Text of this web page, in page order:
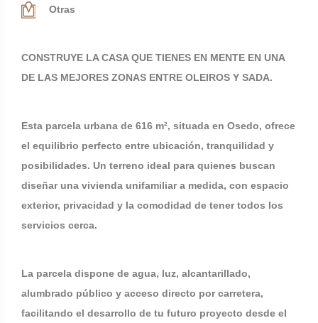
Otras
CONSTRUYE LA CASA QUE TIENES EN MENTE EN UNA
DE LAS MEJORES ZONAS ENTRE OLEIROS Y SADA.
Esta parcela urbana de 616 m², situada en Osedo, ofrece
el equilibrio perfecto entre ubicación, tranquilidad y
posibilidades. Un terreno ideal para quienes buscan
diseñar una vivienda unifamiliar a medida, con espacio
exterior, privacidad y la comodidad de tener todos los
servicios cerca.
La parcela dispone de agua, luz, alcantarillado,
alumbrado público y acceso directo por carretera,
facilitando el desarrollo de tu futuro proyecto desde el